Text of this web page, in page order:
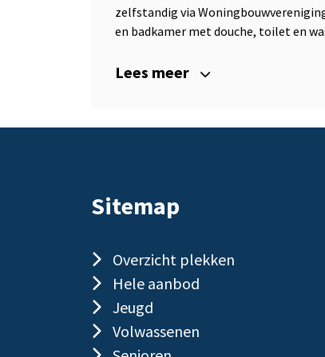
zelfstandig via
en badkamer met douche, toilet en
Lees meer
Sitemap
Overzicht plekken
Hele aanbod
Jeugd
Volwassenen